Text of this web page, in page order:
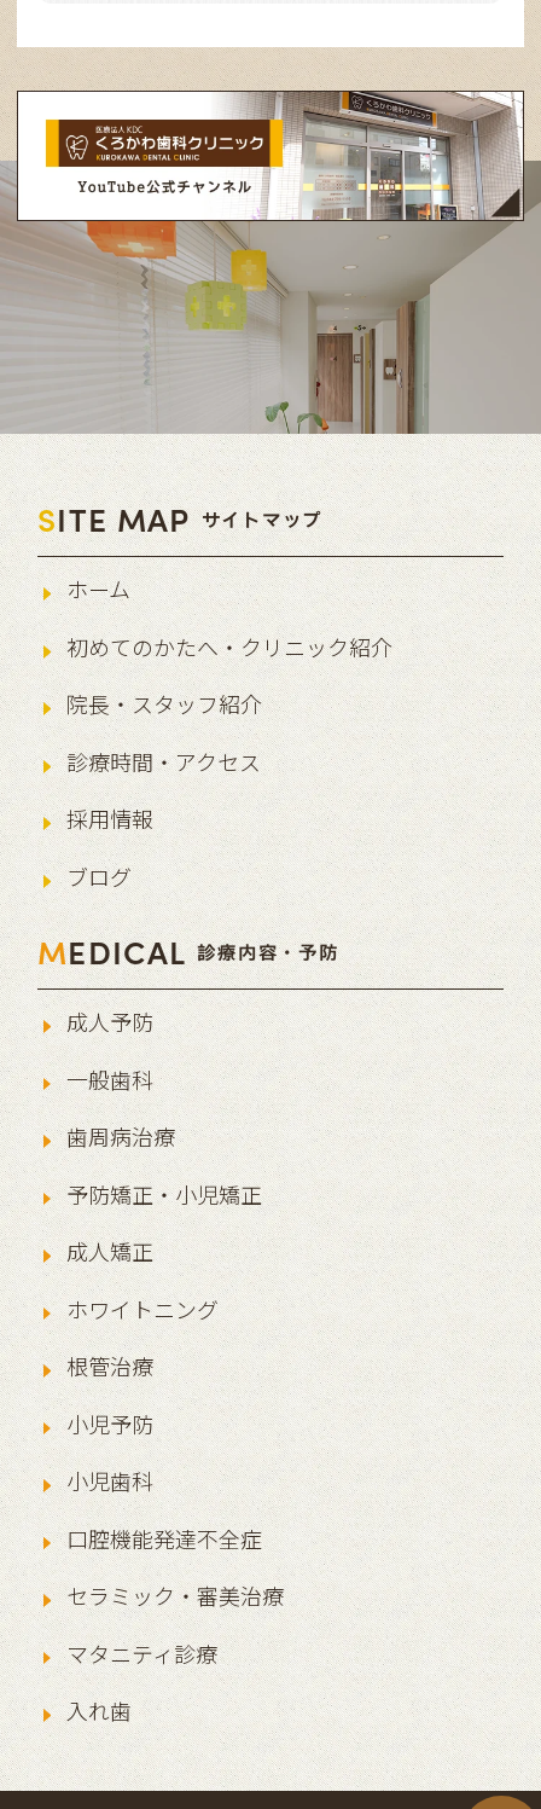
SITE MAP サイトマップ
ホーム
初めてのかたへ・クリニック紹介
院長・スタッフ紹介
診療時間・アクセス
採用情報
ブログ
MEDICAL 診療内容・予防
成人予防
一般歯科
歯周病治療
予防矯正・小児矯正
成人矯正
ホワイトニング
根管治療
小児予防
小児歯科
口腔機能発達不全症
セラミック・審美治療
マタニティ診療
入れ歯